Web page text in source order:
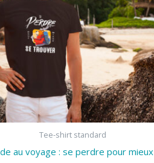
Tee-shirt standard
au voyage : se perdre pour mieux